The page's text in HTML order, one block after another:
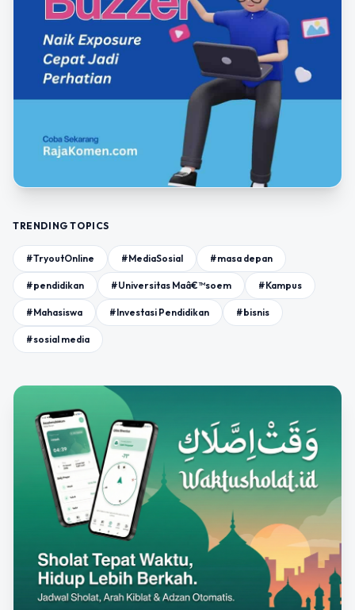
TRENDING TOPICS
#TryoutOnline #MediaSosial #masa depan
#pendidikan #Universitas Maâ€™soem #Kampus
#Mahasiswa #Investasi Pendidikan #bisnis
#sosial media